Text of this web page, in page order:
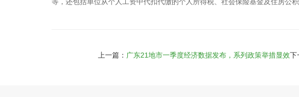
上一篇： 广东21地市一季度经济数据发布，系列政策举措显效下